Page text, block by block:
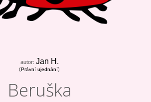
autor: Jan H.
(Právní ujednání)
Beruška